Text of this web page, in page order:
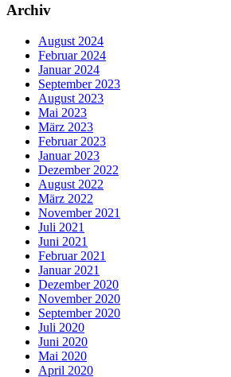
Archiv
August 2024
Februar 2024
Januar 2024
September 2023
August 2023
Mai 2023
März 2023
Februar 2023
Januar 2023
Dezember 2022
August 2022
März 2022
November 2021
Juli 2021
Juni 2021
Februar 2021
Januar 2021
Dezember 2020
November 2020
September 2020
Juli 2020
Juni 2020
Mai 2020
April 2020